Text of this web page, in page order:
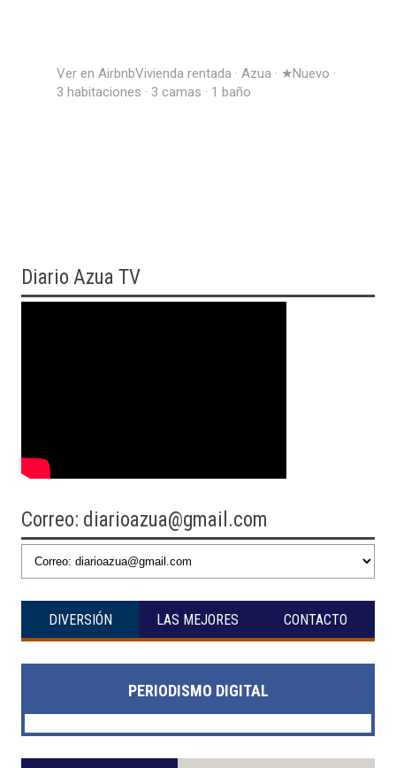
Ver en AirbnbVivienda rentada · Azua · ★Nuevo ·
3 habitaciones · 3 camas · 1 baño
Diario Azua TV
Correo: diarioazua@gmail.com
DIVERSIÓN LAS MEJORES CONTACTO
PERIODISMO DIGITAL